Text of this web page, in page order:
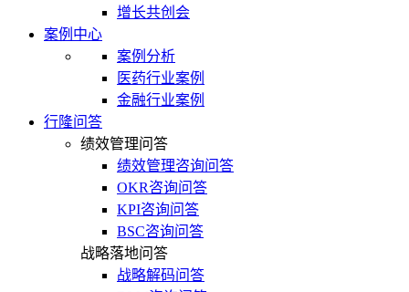
增长共创会
案例中心
案例分析
医药行业案例
金融行业案例
行隆问答
绩效管理问答
绩效管理咨询问答
OKR咨询问答
KPI咨询问答
BSC咨询问答
战略落地问答
战略解码问答